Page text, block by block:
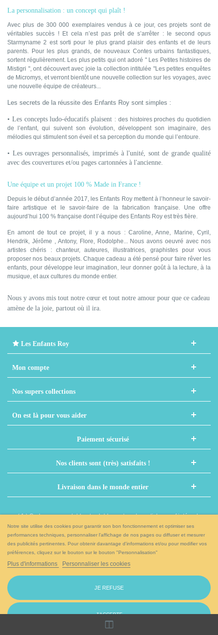
La personnalisation : un concept qui plaît !
Avec plus de 300 000 exemplaires vendus à ce jour, ces projets sont de
véritables succès ! Et cela n’est pas prêt de s’arrêter : le second opus
Starmyname 2 est sorti pour le plus grand plaisir des enfants et de leurs
parents. Pour les plus grands, de nouveaux Contes urbains fantastiques,
sortent régulièrement. Les plus petits qui ont adoré " Les Petites histoires de
Mistigri ", ont découvert avec joie la collection intitulée "Les petites enquêtes
de Micromys, et verront bientôt une nouvelle collection sur les voyages, avec
une nouvelle équipe de créateurs...
Les secrets de la réussite des Enfants Roy sont simples :
• Les concepts ludo-éducatifs plaisent : des histoires proches du quotidien
de l’enfant, qui suivent son évolution, développent son imaginaire, des
mélodies qui stimulent son éveil et sa perception du monde qui l’entoure.
• Les ouvrages personnalisés, imprimés à l'unité, sont de grande qualité
avec des couvertures et/ou pages cartonnées à l'ancienne.
Une équipe et un projet 100 % Made in France !
Depuis le début d’année 2017, les Enfants Roy mettent à l’honneur le savoir-
faire artistique et le savoir-faire de la fabrication française. Une offre
aujourd’hui 100 % française dont l’équipe des Enfants Roy est très fière.
En amont de tout ce projet, il y a nous : Caroline, Anne, Marine, Cyril,
Hendrik, Jérôme , Antony, Flore, Rodolphe... Nous avons oeuvré avec nos
artistes chéris : chanteur, auteures, illustratrices, graphistes pour vous
proposer nos beaux projets. Chaque cadeau a été pensé pour faire rêver les
enfants, pour développe leur imagination, leur donner goût à la lecture, à la
musique, et aux cultures du monde entier.
Nous y avons mis tout notre cœur et tout notre amour pour que ce cadeau
amène de la joie, partout où il ira.
Les Enfants Roy
Mon compte
Nos supers collections
On est là pour vous aider
Paiement sécurisé
Nos clients sont (très) satisfaits !
Livraison dans le monde entier
Notre site utilise des cookies pour garantir son bon fonctionnement et optimiser ses
performances techniques, personnaliser l'affichage de nos pages ou diffuser et mesurer
des publicités pertinentes. Pour obtenir davantage d'informations et/ou pour modifier vos
préférences, cliquez sur le bouton sur le bouton "Personnalisation"
Plus d'informations Personnaliser les cookies
JE REFUSE
J'ACCEPTE
( 1 ) Code non cumulable et valable sur tous les articles sauf intégrales,
nouveaux prénoms et autres articles déjà remisés
Et si on papotait sur nos réseaux sociaux ?
Accédez à la version ordinateur